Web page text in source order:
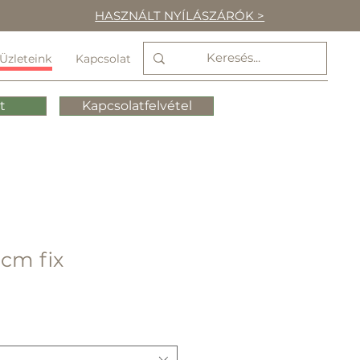
HASZNÁLT NYÍLÁSZÁRÓK >
Üzleteink Kapcsolat
Kapcsolatfelvétel
fix